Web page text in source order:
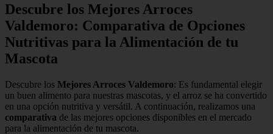
Descubre los Mejores Arroces
Valdemoro: Comparativa de Opciones
Nutritivas para la Alimentación de tu
Mascota
Descubre los Mejores Arroces Valdemoro: Es fundamental elegir
un buen alimento para nuestras mascotas, y el arroz se ha convertido
en una opción nutritiva y versátil. A continuación, realizamos una
comparativa de las mejores opciones disponibles en el mercado
para la alimentación de tu mascota.